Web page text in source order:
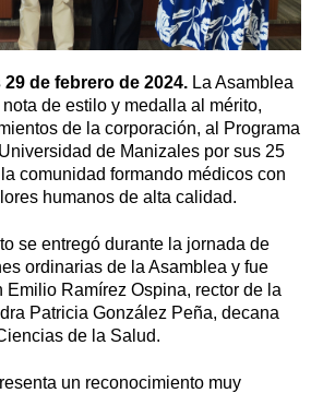
29 de febrero de 2024. La Asamblea
de estilo y medalla al mérito,
de la corporación, al Programa
de Manizales por sus 25
comunidad formando médicos con
humanos de alta calidad.
se entregó durante la jornada de
ordinarias de la Asamblea y fue
Emilio Ramírez Ospina, rector de la
Patricia González Peña, decana
de la Salud.
un reconocimiento muy